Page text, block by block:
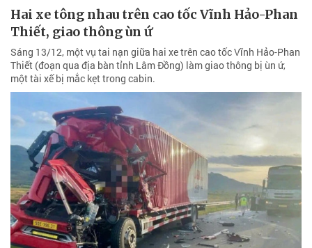
Hai xe tông nhau trên cao tốc Vĩnh Hảo-Phan
Thiết, giao thông ùn ứ
Sáng 13/12, một vụ tai nạn giữa hai xe trên cao tốc Vĩnh Hảo-Phan
Thiết (đoạn qua địa bàn tỉnh Lâm Đồng) làm giao thông bị ùn ứ,
một tài xế bị mắc kẹt trong cabin.